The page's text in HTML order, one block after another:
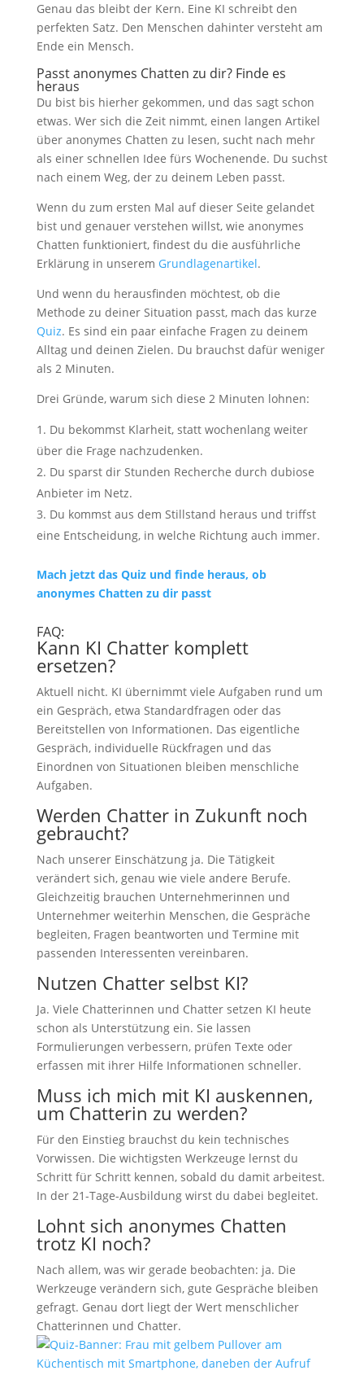
Genau das bleibt der Kern. Eine KI schreibt den
perfekten Satz. Den Menschen dahinter versteht am
Ende ein Mensch.
Passt anonymes Chatten zu dir? Finde es
heraus
Du bist bis hierher gekommen, und das sagt schon
etwas. Wer sich die Zeit nimmt, einen langen Artikel
über anonymes Chatten zu lesen, sucht nach mehr
als einer schnellen Idee fürs Wochenende. Du suchst
nach einem Weg, der zu deinem Leben passt.
Wenn du zum ersten Mal auf dieser Seite gelandet
bist und genauer verstehen willst, wie anonymes
Chatten funktioniert, findest du die ausführliche
Erklärung in unserem Grundlagenartikel.
Und wenn du herausfinden möchtest, ob die
Methode zu deiner Situation passt, mach das kurze
Quiz. Es sind ein paar einfache Fragen zu deinem
Alltag und deinen Zielen. Du brauchst dafür weniger
als 2 Minuten.
Drei Gründe, warum sich diese 2 Minuten lohnen:
Du bekommst Klarheit, statt wochenlang weiter
über die Frage nachzudenken.
Du sparst dir Stunden Recherche durch dubiose
Anbieter im Netz.
Du kommst aus dem Stillstand heraus und triffst
eine Entscheidung, in welche Richtung auch immer.
Mach jetzt das Quiz und finde heraus, ob
anonymes Chatten zu dir passt
FAQ:
Kann KI Chatter komplett
ersetzen?
Aktuell nicht. KI übernimmt viele Aufgaben rund um
ein Gespräch, etwa Standardfragen oder das
Bereitstellen von Informationen. Das eigentliche
Gespräch, individuelle Rückfragen und das
Einordnen von Situationen bleiben menschliche
Aufgaben.
Werden Chatter in Zukunft noch
gebraucht?
Nach unserer Einschätzung ja. Die Tätigkeit
verändert sich, genau wie viele andere Berufe.
Gleichzeitig brauchen Unternehmerinnen und
Unternehmer weiterhin Menschen, die Gespräche
begleiten, Fragen beantworten und Termine mit
passenden Interessenten vereinbaren.
Nutzen Chatter selbst KI?
Ja. Viele Chatterinnen und Chatter setzen KI heute
schon als Unterstützung ein. Sie lassen
Formulierungen verbessern, prüfen Texte oder
erfassen mit ihrer Hilfe Informationen schneller.
Muss ich mich mit KI auskennen,
um Chatterin zu werden?
Für den Einstieg brauchst du kein technisches
Vorwissen. Die wichtigsten Werkzeuge lernst du
Schritt für Schritt kennen, sobald du damit arbeitest.
In der 21-Tage-Ausbildung wirst du dabei begleitet.
Lohnt sich anonymes Chatten
trotz KI noch?
Nach allem, was wir gerade beobachten: ja. Die
Werkzeuge verändern sich, gute Gespräche bleiben
gefragt. Genau dort liegt der Wert menschlicher
Chatterinnen und Chatter.